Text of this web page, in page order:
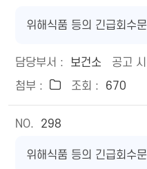
위해식품 등의 긴급회수문
보건소
670
298
위해식품 등의 긴급회수문